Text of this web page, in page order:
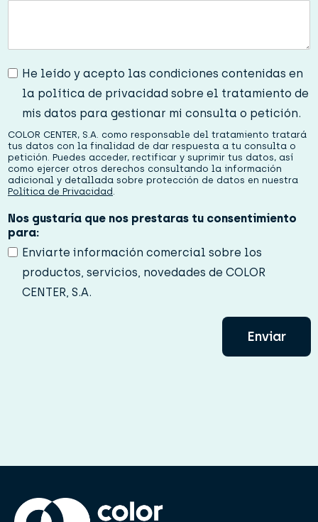
P
c
i
d
a
d
*
He leído y acepto las condiciones contenidas en
la política de privacidad sobre el tratamiento de
mis datos para gestionar mi consulta o petición.
COLOR CENTER, S.A. como responsable del tratamiento tratará
tus datos con la finalidad de dar respuesta a tu consulta o
petición. Puedes acceder, rectificar y suprimir tus datos, así
como ejercer otros derechos consultando la información
adicional y detallada sobre protección de datos en nuestra
Política de Privacidad
Nos gustaría que nos prestaras tu consentimiento
para:
Enviarte información comercial sobre los
productos, servicios, novedades de COLOR
CENTER, S.A.
Enviar